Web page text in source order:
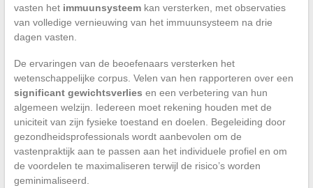
vasten het immuunsysteemkan versterken, met observaties
van volledige vernieuwing van het immuunsysteem na drie
dagen vasten.
De ervaringen van de beoefenaars versterken het
wetenschappelijke corpus. Velen van hen rapporteren over een
significant gewichtsverlies en een verbetering van hun
algemeen welzijn. Iedereen moet rekening houden met de
uniciteit van zijn fysieke toestand en doelen. Begeleiding door
gezondheidsprofessionals wordt aanbevolen om de
vastenpraktijk aan te passen aan het individuele profiel en om
de voordelen te maximaliseren terwijl de risico’s worden
geminimaliseerd.